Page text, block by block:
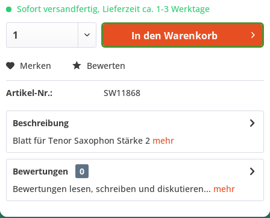
Sofort versandfertig, Lieferzeit ca. 1-3 Werktage
In den Warenkorb
Merken Bewerten
Artikel-Nr.: SW11868
Beschreibung
Blatt für Tenor Saxophon Stärke 2 mehr
Bewertungen
0
Bewertungen lesen, schreiben und diskutieren... mehr